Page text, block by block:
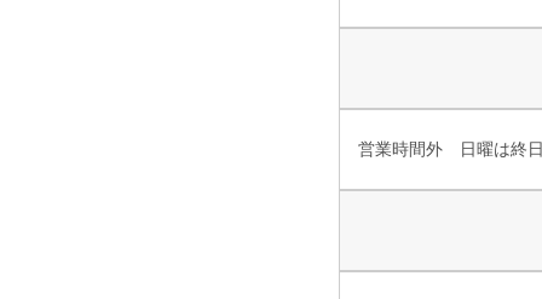
営業時間外 日曜は終